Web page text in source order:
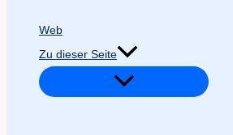
Web
Zu dieser Seite